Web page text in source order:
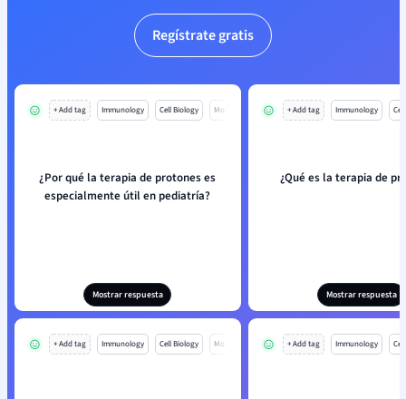
Regístrate gratis
+ Add tag Immunology Cell Biology Mo
¿Por qué la terapia de protones es
especialmente útil en pediatría?
Mostrar respuesta
+ Add tag Immunology
¿Qué es la terapia de
Mostrar respuesta
+ Add tag Immunology Cell Biology Mo + Add tag Immunology